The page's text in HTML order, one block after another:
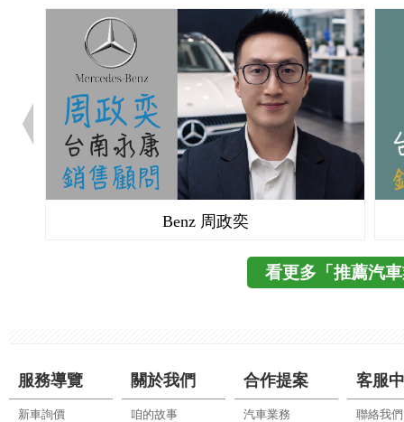
Benz 周政奕
看更多「推薦汽
服務導覽
新車詢價
關於我們
咱的故事
合作提案
汽車業務
客服
聯絡我們